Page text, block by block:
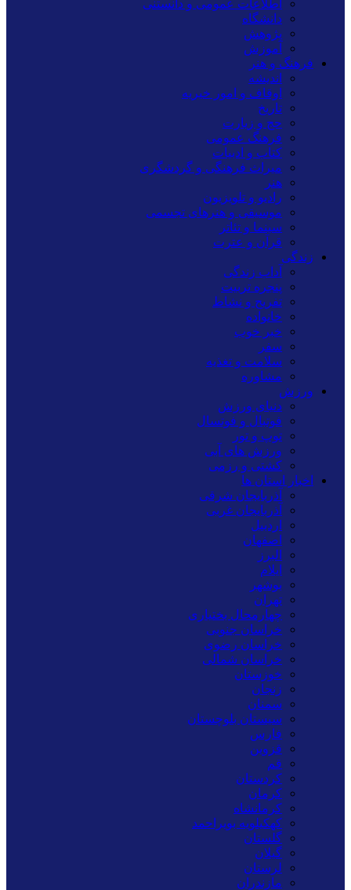
اطلاعات عمومی و دانستنی
دانشگاه
پژوهش
آموزش
فرهنگ و هنر
اندیشه
اوقاف و امور خیریه
تاریخ
حج و زیارت
فرهنگ عمومی
کتاب و ادبیات
میراث فرهنگی و گردشگری
هنر
رادیو و تلویزیون
موسیقی و هنرهای تجسمی
سینما و تئاتر
قرآن و عترت
زندگی
آداب زندگی
پنجره تربیت
تفریح و نشاط
خانواده
خبر خوب
سفر
سلامت و تغذیه
مشاوره
ورزش
دنیای ورزش
فوتبال و فوتسال
توپ و تور
ورزش های آبی
کشتی و رزمی
اخبار استان ها
آذربایجان شرقی
آذربایجان غربی
اردبیل
اصفهان
البرز
ایلام
بوشهر
تهران
چهارمحال بختیاری
خراسان جنوبی
خراسان رضوی
خراسان شمالی
خوزستان
زنجان
سمنان
سیستان بلوچستان
فارس
قزوین
قم
کردستان
کرمان
کرمانشاه
کهکیلویه بویراحمد
گلستان
گیلان
لرستان
مازندران